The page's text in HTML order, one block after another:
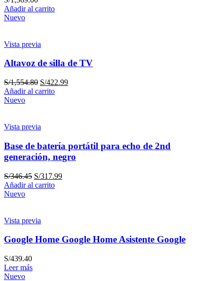
Añadir al carrito
Nuevo
Vista previa
Altavoz de silla de TV
S/1,554.80 S/422.99
Añadir al carrito
Nuevo
Vista previa
Base de batería portátil para echo de 2nd
generación, negro
S/346.45 S/317.99
Añadir al carrito
Nuevo
Vista previa
Google Home Google Home Asistente Google
S/439.40
Leer más
Nuevo